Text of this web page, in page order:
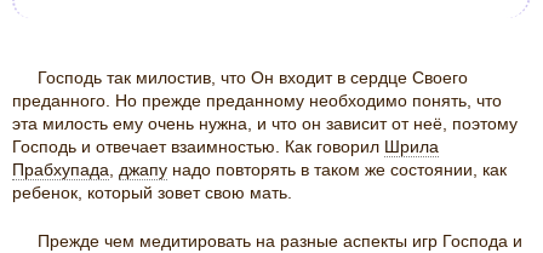
Господь так милостив, что Он входит в сердце Своего
преданного. Но прежде преданному необходимо понять, что
эта милость ему очень нужна, и что он зависит от неё, поэтому
Господь и отвечает взаимностью. Как говорил Шрила
Прабхупада
джапу надо повторять в таком же состоянии, как
ребенок, который зовет свою мать.
Прежде чем медитировать на разные аспекты игр Господа и